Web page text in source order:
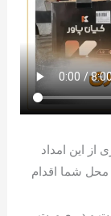
از این امداد
محل شما اقدام